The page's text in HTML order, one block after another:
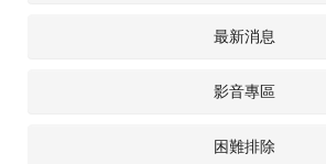
聯絡我們
投資人專區
最新消息
影音專區
困難排除